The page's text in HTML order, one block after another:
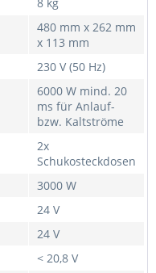
480 mm x 262 mm
x 113 mm
230 V (50 Hz)
6000 W mind. 20
ms für Anlauf-
bzw. Kaltströme
2x
Schukosteckdosen
3000 W
24 V
24 V
< 20,8 V